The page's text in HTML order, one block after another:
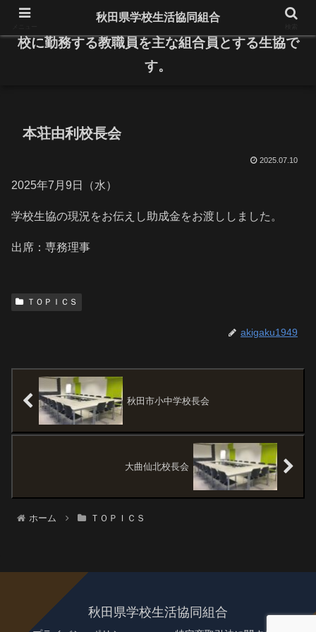
県内の公立小・中学校と高等学校、特別支援学
校に勤務する教職員を主な組合員とする生協で
す。
本荘由利校長会
2025.07.10
2025年7月9日（水）
学校生協の現況をお伝えし助成金をお渡ししました。
出席：専務理事
ＴＯＰＩＣＳ
akigaku1949
秋田市小中学校長会
大曲仙北校長会
ホーム ＴＯＰＩＣＳ
秋田県学校生活協同組合
秋田県学校生活協同組合